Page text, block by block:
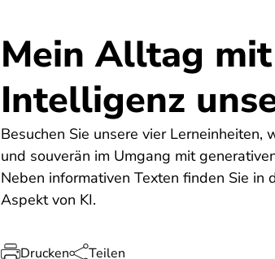
Mein Alltag
Intelligenz
Besuchen Sie unsere vier
und souverän im Umgang mit
Neben informativen Texten finden Sie
Aspekt von KI.
Drucken Teilen